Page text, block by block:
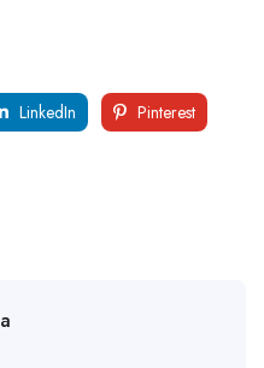
LinkedIn
Pinterest